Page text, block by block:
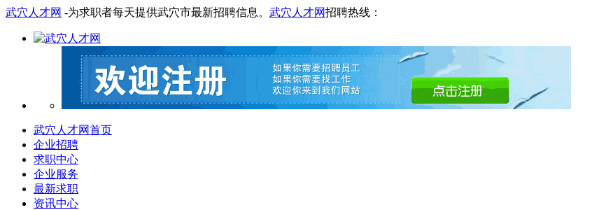
武穴人才网 -为求职者每天提供武穴市最新招聘信息。 武穴人才网招聘热线：
武穴人才网首页
企业招聘
求职中心
企业服务
最新求职
资讯中心